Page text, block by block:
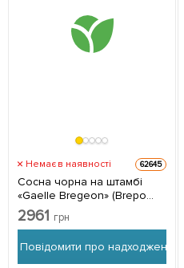
Немає в наявності 62645
Сосна чорна на штамбі
«Gaelle Bregeon» (Brepo
Bambino) S5, висота 40-
50см 1 саджанець в
2961 грн
Повідомити про надходження